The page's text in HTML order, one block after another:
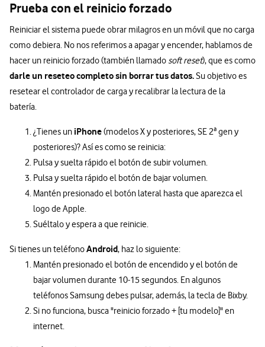
Prueba con el reinicio forzado
Reiniciar el sistema puede obrar milagros en un móvil que no carga
como debiera. No nos referimos a apagar y encender, hablamos de
hacer un reinicio forzado (también llamado soft reset), que es como
darle un reseteo completo sin borrar tus datos.Su objetivo es
resetear el controlador de carga y recalibrar la lectura de la
batería.
¿Tienes un iPhone(modelos X y posteriores, SE 2ª gen y
posteriores)? Así es como se reinicia:
Pulsa y suelta rápido el botón de subir volumen.
Pulsa y suelta rápido el botón de bajar volumen.
Mantén presionado el botón lateral hasta que aparezca el
logo de Apple.
Suéltalo y espera a que reinicie.
Si tienes un teléfonoAndroid, haz lo siguiente:
Mantén presionado el botón de encendido y el botón de
bajar volumen durante 10-15 segundos. En algunos
teléfonos Samsung debes pulsar, además, la tecla de Bixby.
Si no funciona, busca "reinicio forzado + [tu modelo]" en
internet.